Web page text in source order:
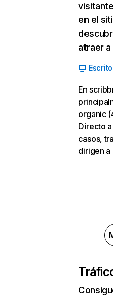
en el
atraer a
En
organic
Directo
casos,
dirigen